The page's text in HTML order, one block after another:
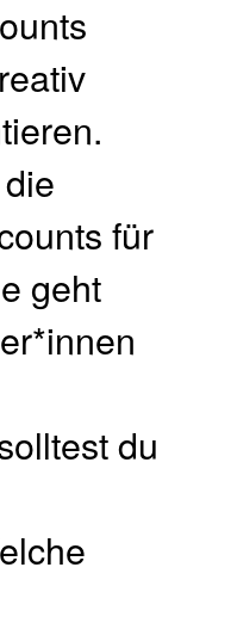
für
geht
du